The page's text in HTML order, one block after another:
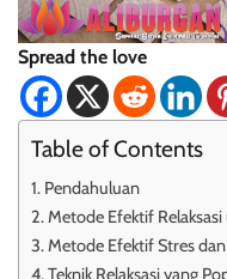
Spread the love
Table of Contents
Pendahuluan
Metode Efektif
Metode Efektif Stres
Teknik Relaksasi yang